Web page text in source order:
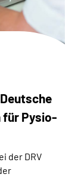
für Pysio-
der DRV